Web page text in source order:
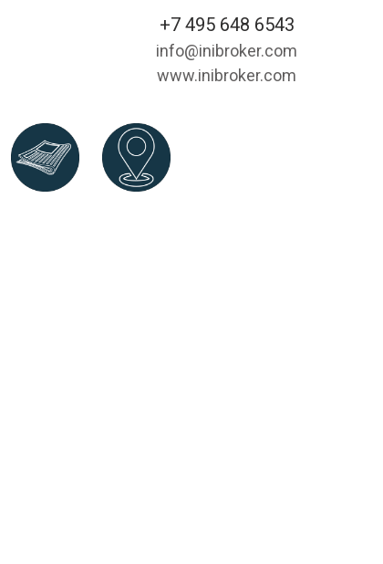
+7 495 648 6543
info@inibroker.com
www.inibroker.com